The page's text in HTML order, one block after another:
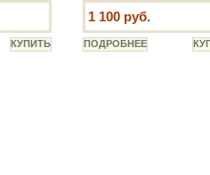
1 100 руб.